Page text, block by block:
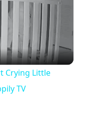
Crying Little
TV